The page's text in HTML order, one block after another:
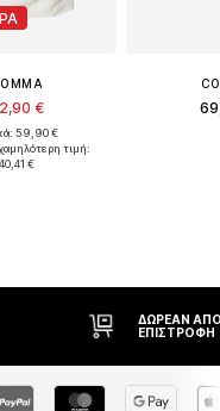
€
59,90 €
τιμή:
40,41 €
ΑΠΟΣΤΟΛΉ* ΚΑΙ